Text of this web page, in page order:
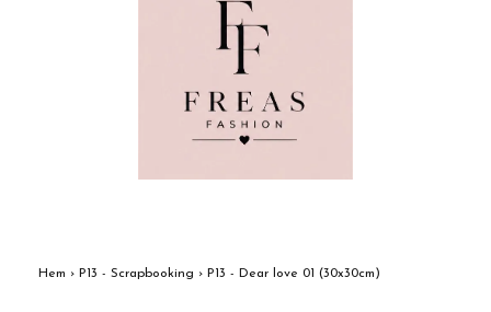
Hem › P13 - Scrapbooking › P13 - Dear love 01 (30x30cm)